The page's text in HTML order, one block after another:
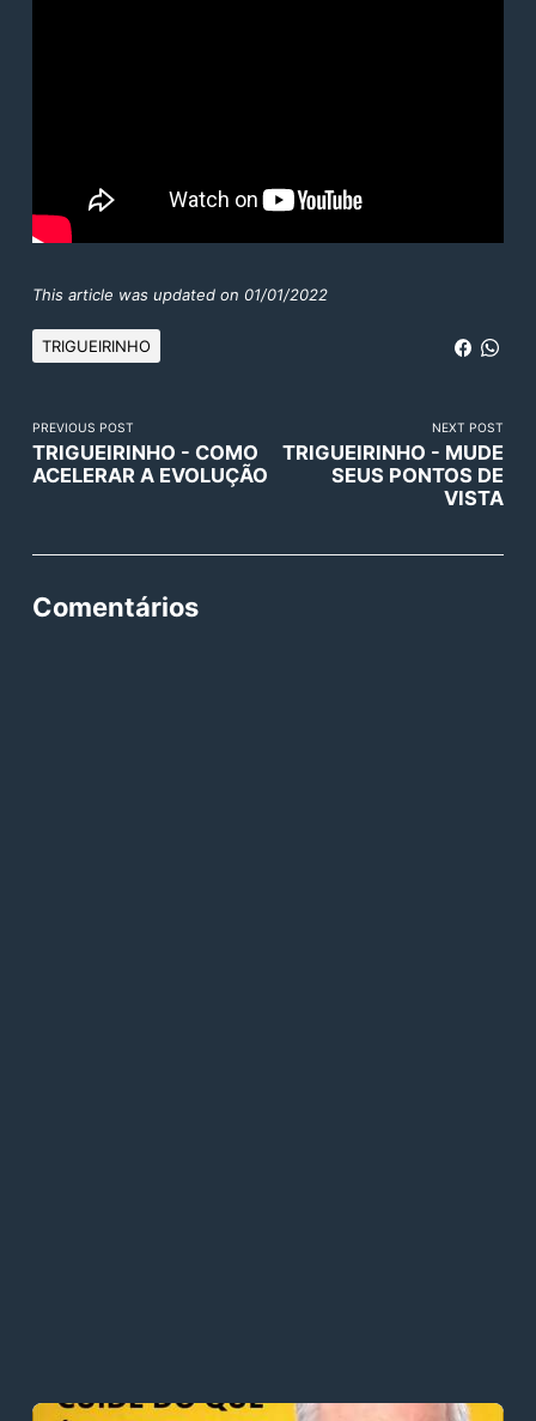
This article was updated on 01/01/2022
TRIGUEIRINHO
PREVIOUS POST
TRIGUEIRINHO - COMO
ACELERAR A EVOLUÇÃO
NEXT POST
TRIGUEIRINHO - MUDE
SEUS PONTOS DE
VISTA
Comentários